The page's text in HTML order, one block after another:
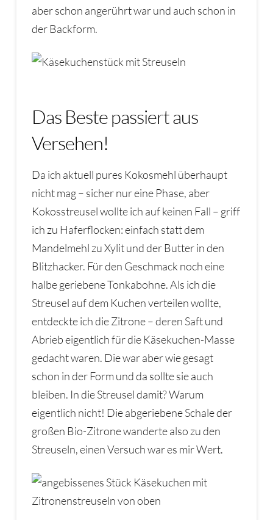
aber schon angerührt war und auch schon in
der Backform.
Das Beste passiert aus
Versehen!
Da ich aktuell pures Kokosmehl überhaupt
nicht mag – sicher nur eine Phase, aber
Kokosstreusel wollte ich auf keinen Fall – griff
ich zu Haferflocken: einfach statt dem
Mandelmehl zu Xylit und der Butter in den
Blitzhacker. Für den Geschmack noch eine
halbe geriebene Tonkabohne. Als ich die
Streusel auf dem Kuchen verteilen wollte,
entdeckte ich die Zitrone – deren Saft und
Abrieb eigentlich für die Käsekuchen-Masse
gedacht waren. Die war aber wie gesagt
schon in der Form und da sollte sie auch
bleiben. In die Streusel damit? Warum
eigentlich nicht! Die abgeriebene Schale der
großen Bio-Zitrone wanderte also zu den
Streuseln, einen Versuch war es mir Wert.